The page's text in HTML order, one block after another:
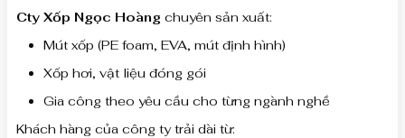
Cty Xốp Ngọc Hoàng chuyên sản xuất:
Mút xốp (PE foam, EVA, mút định hình)
Xốp hơi, vật liệu đóng gói
Gia công theo yêu cầu cho từng ngành nghề
Khách hàng của công ty trải dài từ: